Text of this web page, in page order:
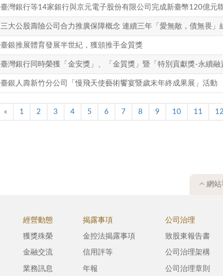
臺灣銀行等14家銀行與京元電子股份有限公司完成新臺幣120億元
三大公股壽險公司合力推廣保障概念 連續三年「愛無敵，債無畏」
臺銀推展體育發展半世紀，獲頒推手金質獎
臺灣銀行同時榮獲「金安獎」、「金質獎」暨「特別貢獻獎-永續融
臺銀人壽新竹分公司「慢飛天使藝術饗宴暨歲末年終成果展」活動
« 1 2 3 4 5 6 7 8 9 10 11 12
網站
經營動態
獲獎殊榮
金融交流
業務訊息
揭露事項
金控法揭露事項
信用評等
年報
公司治理
致股東報告書
公司治理架構
公司治理章則